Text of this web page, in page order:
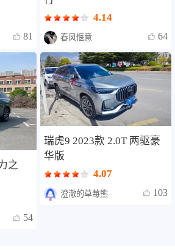
81
之
54
4.14
春风惬意 64
瑞虎9 2023款 2.0T 两驱豪
华版
4.07
澄澈的草莓熊 103